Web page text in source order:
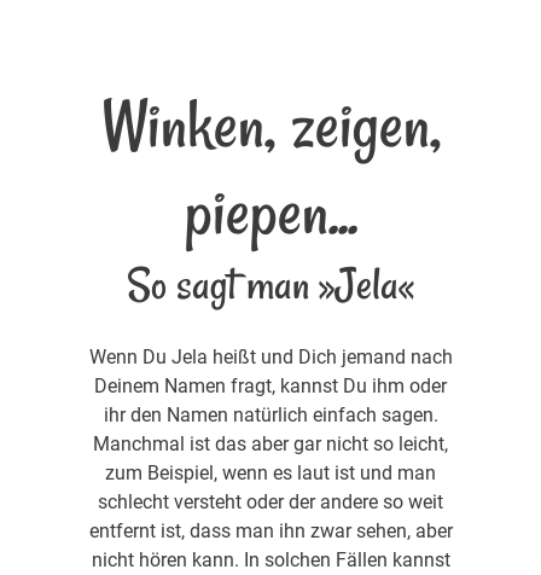
Winken, zeigen,
piepen...
So sagt man »Jela«
Wenn Du Jela heißt und Dich jemand nach
Deinem Namen fragt, kannst Du ihm oder
ihr den Namen natürlich einfach sagen.
Manchmal ist das aber gar nicht so leicht,
zum Beispiel, wenn es laut ist und man
schlecht versteht oder der andere so weit
entfernt ist, dass man ihn zwar sehen, aber
nicht hören kann. In solchen Fällen kannst